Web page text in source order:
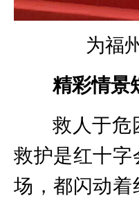
为福
精彩情景
救人于危
救护是红十字
场，都闪动着